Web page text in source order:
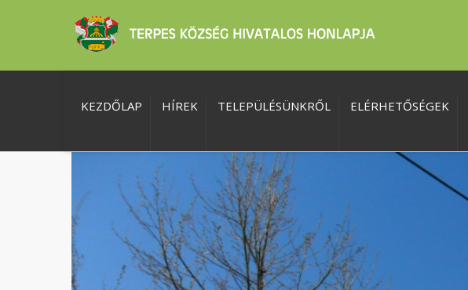
KEZDŐLAP HÍREK TELEPÜLÉSÜNKRŐL ELÉRHETŐSÉGEK